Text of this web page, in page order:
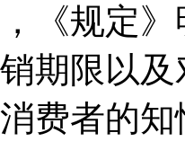
《规定
期限以
费者的知